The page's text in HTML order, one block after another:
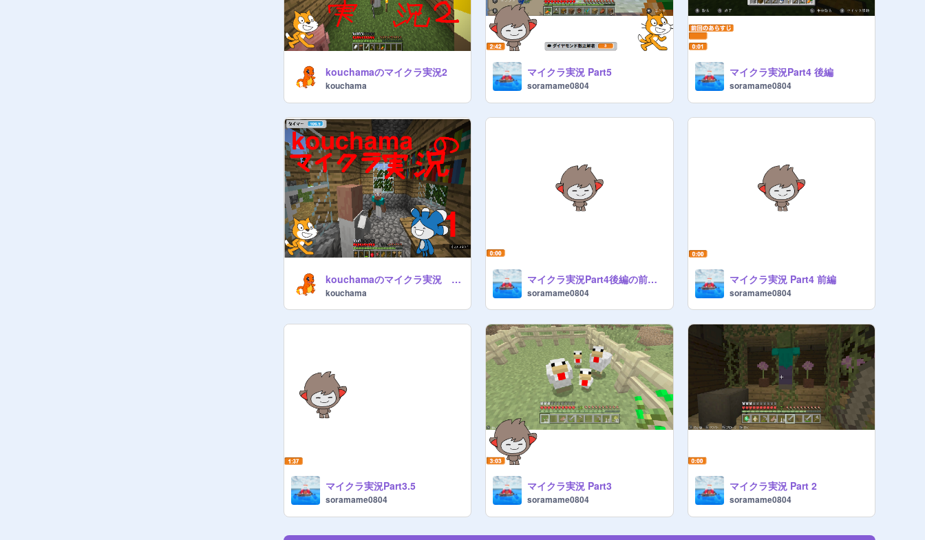
kouchamaのマイクラ実況2
kouchama
マイクラ実況 Part5
soramame0804
マイクラ実況Part4 後編
soramame0804
kouchamaのマイクラ実況 パート１
kouchama
マイクラ実況Part4後編の前に、、、お知らせ
soramame0804
マイクラ実況 Part4 前編
soramame0804
マイクラ実況Part3.5
soramame0804
マイクラ実況 Part3
soramame0804
マイクラ実況 Part 2
soramame0804